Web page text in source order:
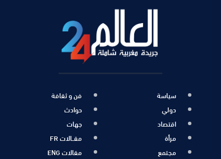
سياسة
دولي
اقتصاد
مرأة
مجتمع
فن و ثقافة
حوادث
جهات
مقــالات FR
مقالات ENG